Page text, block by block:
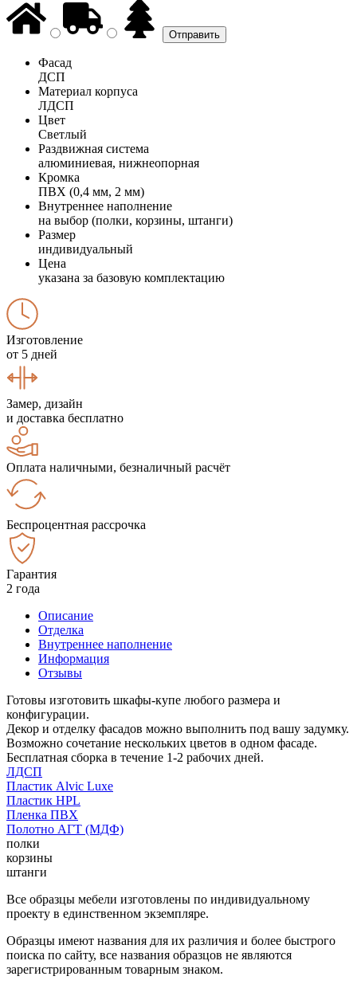
Фасад
ДСП
Материал корпуса
ЛДСП
Цвет
Светлый
Раздвижная система
алюминиевая, нижнеопорная
Кромка
ПВХ (0,4 мм, 2 мм)
Внутреннее наполнение
на выбор (полки, корзины, штанги)
Размер
индивидуальный
Цена
указана за базовую комплектацию
Изготовление
от 5 дней
Замер, дизайн
и доставка бесплатно
Оплата наличными, безналичный расчёт
Беспроцентная рассрочка
Гарантия
2 года
Описание
Отделка
Внутреннее наполнение
Информация
Отзывы
Готовы изготовить шкафы-купе любого размера и
конфигурации.
Декор и отделку фасадов можно выполнить под вашу задумку.
Возможно сочетание нескольких цветов в одном фасаде.
Бесплатная сборка в течение 1-2 рабочих дней.
ЛДСП
Пластик Alvic Luxe
Пластик HPL
Пленка ПВХ
Полотно АГТ (МДФ)
полки
корзины
штанги
Все образцы мебели изготовлены по индивидуальному
проекту в единственном экземпляре.
Образцы имеют названия для их различия и более быстрого
поиска по сайту, все названия образцов не являются
зарегистрированным товарным знаком.